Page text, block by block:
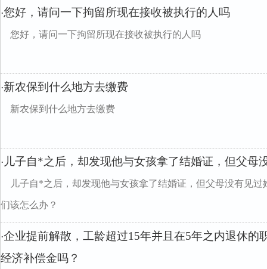
·您好，请问一下拘留所现在接收被执行的人吗
您好，请问一下拘留所现在接收被执行的人吗
·新农保到什么地方去缴费
新农保到什么地方去缴费
· 儿子自*之后，却发现他与女孩拿了结婚证，但父母
儿子自*之后，却发现他与女孩拿了结婚证，但父母没有见
们该怎么办？
·企业提前解散，工龄超过15年并且在5年之内退休的
经济补偿金吗？